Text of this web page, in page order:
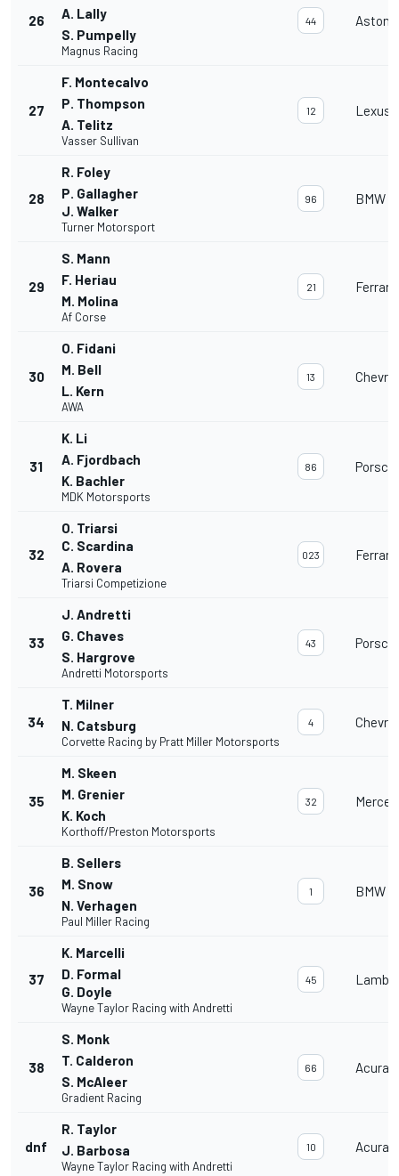
26
A. Lally
S. Pumpelly
Magnus Racing
44 Aston
27
F. Montecalvo
P. Thompson
A. Telitz
Vasser Sullivan
12 Lexus
28
R. Foley
P. Gallagher
J. Walker
Turner Motorsport
96 BMW
29
S. Mann
F. Heriau
M. Molina
Af Corse
21 Ferrari
30
O. Fidani
M. Bell
L. Kern
AWA
13
31
K. Li
A. Fjordbach
K. Bachler
MDK Motorsports
86
32
O. Triarsi
C. Scardina
A. Rovera
Triarsi Competizione
023 Ferrari
33
J. Andretti
G. Chaves
S. Hargrove
Andretti Motorsports
43
34
T. Milner
N. Catsburg
Corvette Racing by Pratt Miller Motorsports
4
35
M. Skeen
M. Grenier
K. Koch
Korthoff/Preston Motorsports
32
36
B. Sellers
M. Snow
N. Verhagen
Paul Miller Racing
1 BMW
37
K. Marcelli
D. Formal
G. Doyle
Wayne Taylor Racing with Andretti
45
38
S. Monk
T. Calderon
S. McAleer
Gradient Racing
66 Acura
dnf
R. Taylor
J. Barbosa
Wayne Taylor Racing with Andretti
10 Acura